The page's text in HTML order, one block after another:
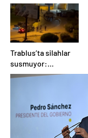
Trablus’ta silahlar
susmuyor:
Çatışmalar